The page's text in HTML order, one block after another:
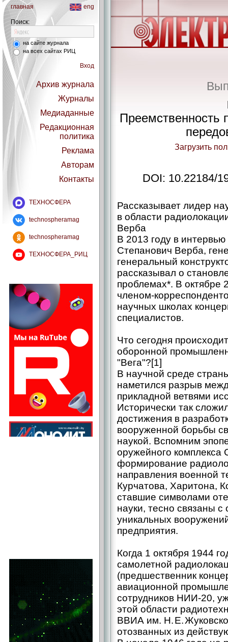
главная eng
Поиск:
на сайте журнала
на всех сайтах РИЦ
Вход
Архив журнала
Журналы
Медиаданные
Редакционная
политика
Реклама
Авторам
Контакты
ТЕХНОСФЕРА
technospheramag
technospheramag
ТЕХНОСФЕРА_РИЦ
Преемственность
Загрузить
DOI: 10.22184/
Рассказывает лидер
в области
Верба
В 2013 году в
Степанович Верба,
генеральный
рассказывал о
проблемах*. В октябре
членом-
научных школах
специалистов.
Что сегодня
оборонной
"Вега"?[1]
В научной среде
наметился разрыв
прикладной ветвями
Исторически так
достижения в
вооруженной борьбы
наукой. Вспомним
оружейного
формирование
направления военной
Курчатова, Харитона,
ставшие символами
науки, тесно связаны
уникальных
предприятия.
Когда 1 октября 1944
самолетной
(предшественник
авиационной
сотрудников НИИ-20,
этой области
ВВИА им. Н. Е.
отозванных из